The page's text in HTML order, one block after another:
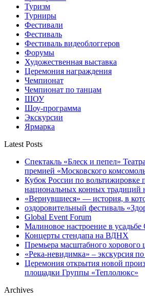
Туризм
Турниры
Фестивали
Фестиваль
Фестиваль видеоблоггеров
Форумы
Художественная выставка
Церемония награждения
Чемпионат
Чемпионат по танцам
ШОУ
Шоу-программа
Экскурсии
Ярмарка
Latest Posts
Спектакль «Блеск и пепел»
премией «Московского
Кубок России по вольтижировке
национальных конных
«Вернувшиеся» — история, в
оздоровительный фестиваль
Global Event Forum
Малиновое настроение в усадьбе
Концерты стендапа на ВДНХ
Премьера масштабного хорового
«Река-невидимка» – экскурсия
Церемония открытия новой
площадки Группы «Теплолюкс»
Archives